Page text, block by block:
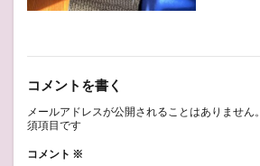
コメントを書く
メールアドレスが公開されることはありません。
須項目です
コメント ※